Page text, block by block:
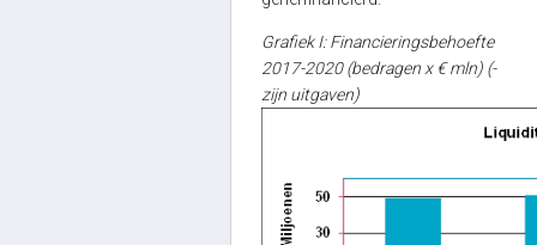
Grafiek I: Financieringsbehoefte
2017-2020 (bedragen x € mln) (-
zijn uitgaven)